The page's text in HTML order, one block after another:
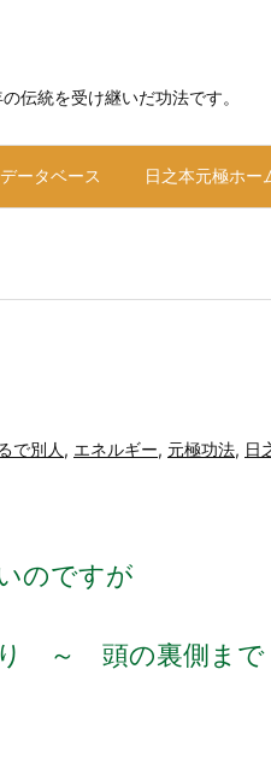
伝統を受け継いだ功法です。
ータベース 日之本元極ホー
で別人 , エネルギー, 元極功法, 日
のですが
り ～ 頭の裏側ま